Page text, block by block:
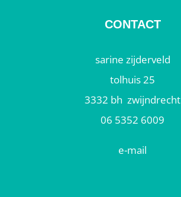
CONTACT
sarine zijderveld
tolhuis 25
3332 bh zwijndrecht
06 5352 6009
e-mail